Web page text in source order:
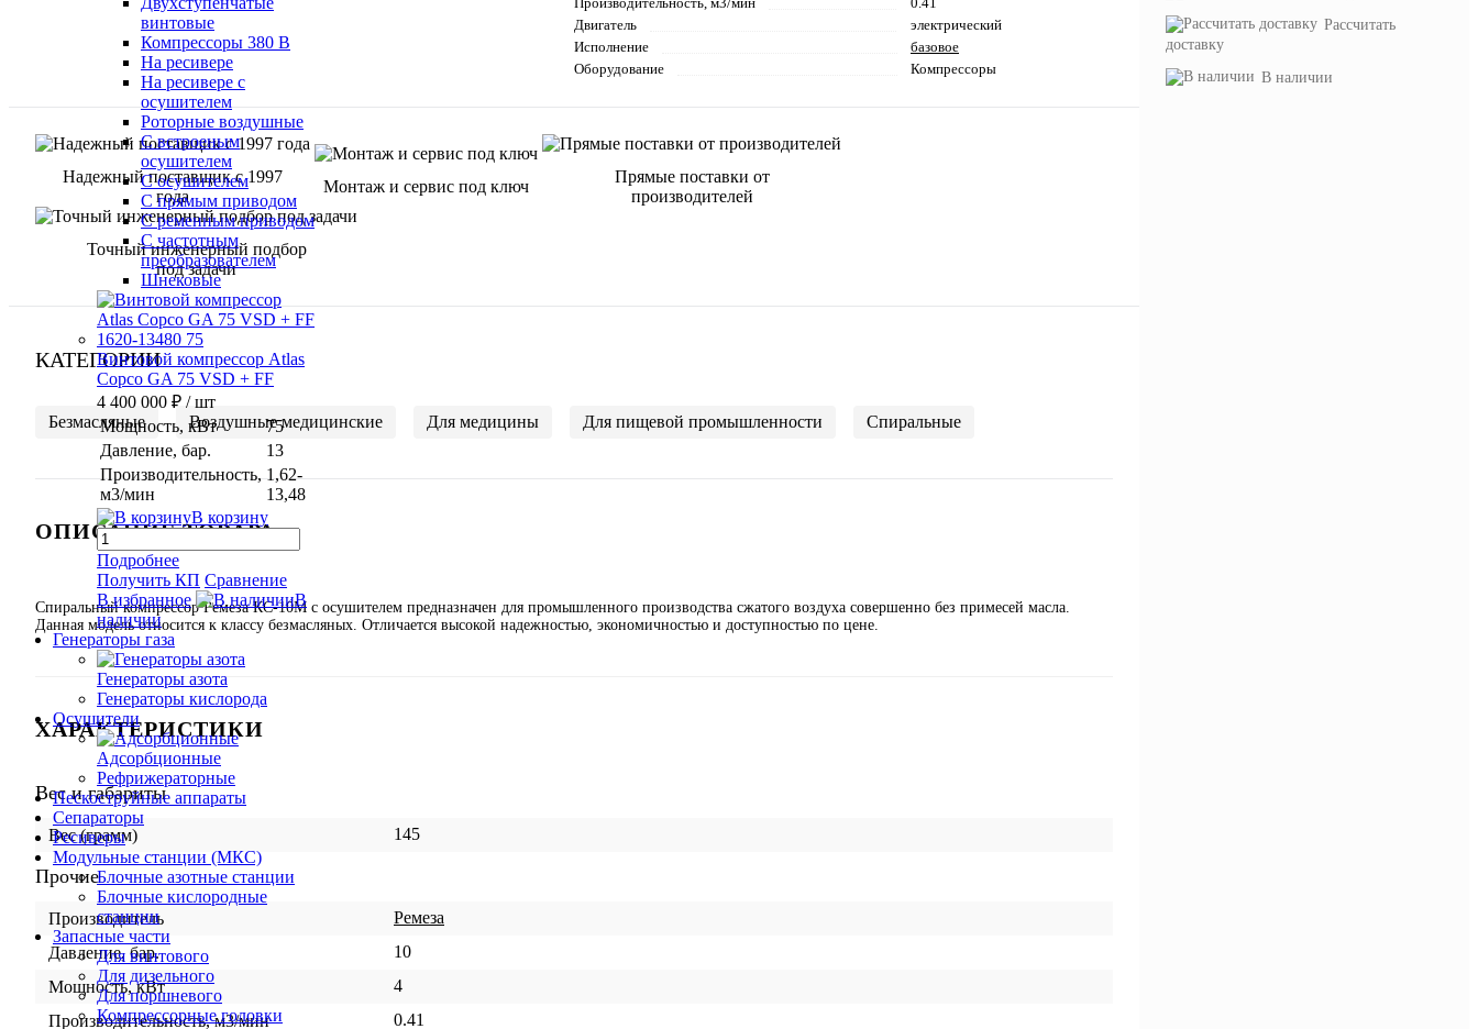
винтовые
Компрессоры 380 В
На ресивере
На ресивере с
осушителем
Роторные воздушные
С встроеным
осушителем
С осушителем
С прямым приводом
С ременным приводом
С частотным
преобразователем
Шнековые
Винтовой компрессор Atlas
Copco GA 75 VSD + FF
4 400 000 ₽ / шт
Мощность, кВт
75
Давление, бар.
13
Производительность,
м3/мин
1,62-
13,48
В корзину
Подробнее
Получить КП Сравнение
В избранное
В
наличии
Генераторы газа
Генераторы азота
Генераторы кислорода
Осушители
Адсорбционные
Рефрижераторные
Пескоструйные аппараты
Сепараторы
Ресиверы
Модульные станции (МКС)
Блочные азотные станции
Блочные кислородные
станции
Запасные части
Для винтового
Для дизельного
Для поршневого
Компрессорные головки
Двигатель
электрический
Исполнение
базовое
Оборудование
Компрессоры
Надежный поставщик с 1997
года
Монтаж и сервис под ключ
Прямые поставки от
производителей
Точный инженерный подбор
под задачи
КАТЕГОРИИ
Безмасляные Воздушные медицинские Для медицины Для пищевой промышленности Спиральные
ОПИСАНИЕ ТОВАРА
Спиральный компрессор Ремеза КС-10М с осушителем предназначен для промышленного производства сжатого воздуха совершенно без примесей масла.
Данная модель относится к классу безмасляных. Отличается высокой надежностью, экономичностью и доступностью по цене.
ХАРАКТЕРИСТИКИ
Вес и габариты
Вес (грамм) 145
Прочие
Производитель
Ремеза
Давление, бар.
10
Мощность, кВт
4
Производительность, м3/мин
0.41
Рассчитать
доставку
В наличии